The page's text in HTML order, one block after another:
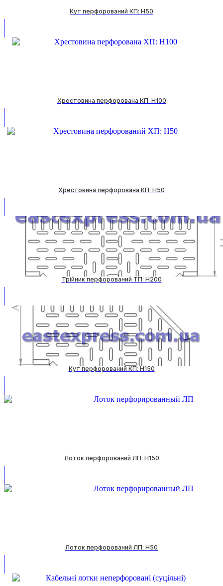
Кут перфорований КП: H50
Хрестовина перфорована КП: H100
Хрестовина перфорована КП: H50
Трійник перфорований ТП: H200
Кут перфорований КП: H150
Лоток перфорований ЛП: H150
Лоток перфорований ЛП: H50